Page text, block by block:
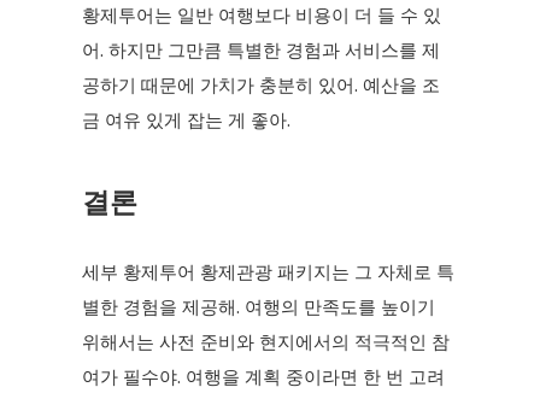
황제투어는 일반 여행보다 비용이 더 들 수 있
어. 하지만 그만큼 특별한 경험과 서비스를 제
공하기 때문에 가치가 충분히 있어. 예산을 조
금 여유 있게 잡는 게 좋아.
결론
세부 황제투어 황제관광 패키지는 그 자체로 특
별한 경험을 제공해. 여행의 만족도를 높이기
위해서는 사전 준비와 현지에서의 적극적인 참
여가 필수야. 여행을 계획 중이라면 한 번 고려